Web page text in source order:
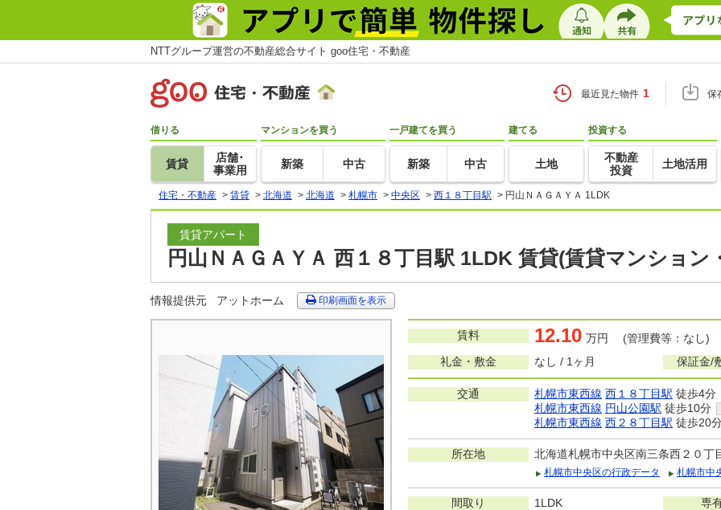
NTTグループ運営の不動産総合サイト goo住宅・不動産
最近見た物件 1 保
借りる
賃貸
店舗･
事業用
マンションを買う
新築 中古
一戸建てを買う
新築 中古
建てる
土地
投資する
不動産
投資
土地活用
住宅・不動産 > 賃貸 > 北海道 > 北海道 > 札幌市 > 中央区 > 西１８丁目駅 > 円山ＮＡＧＡＹＡ 1LDK
賃貸アパート
円山ＮＡＧＡＹＡ 西１８丁目駅 1LDK 賃貸(賃貸マンション
情報提供元 アットホーム 印刷画面を表示
賃料 12.10 万円 (管理費等：なし)
礼金・敷金
なし / 1ヶ月 保証金/
交通 札幌市東西線 西１８丁目駅 徒歩4分
札幌市東西線 円山公園駅 徒歩10分
札幌市東西線 西２８丁目駅 徒歩20
所在地 北海道札幌市中央区南三条西２０丁
札幌市中央区の行政データ
札幌市中
間取り 1LDK 専